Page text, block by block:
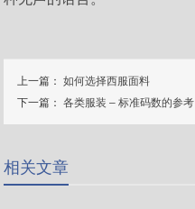
上一篇：如何选择西服面料
下一篇：各类服装 – 标准码数的参考
相关文章